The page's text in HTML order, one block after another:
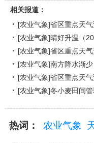
相关报道：
[农业气象]省区重点天气
[农业气象]晴好升温（
[农业气象]省区重点天气
[农业气象]南方降水渐少
[农业气象]省区重点天气
[农业气象]冬小麦田间管
热词： 农业气象